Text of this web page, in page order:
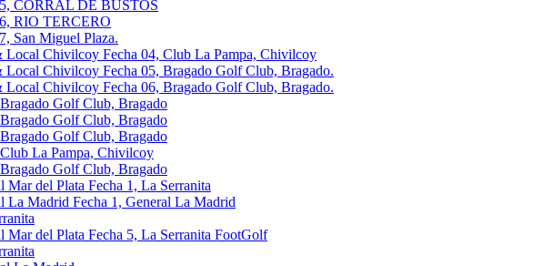
CORRAL DE BUSTOS
RIO TERCERO
San Miguel Plaza.
Chivilcoy Fecha 04, Club La Pampa, Chivilcoy
Chivilcoy Fecha 05, Bragado Golf Club, Bragado.
Chivilcoy Fecha 06, Bragado Golf Club, Bragado.
Golf Club, Bragado
Golf Club, Bragado
Golf Club, Bragado
La Pampa, Chivilcoy
Golf Club, Bragado
del Plata Fecha 1, La Serranita
Madrid Fecha 1, General La Madrid
del Plata Fecha 5, La Serranita FootGolf